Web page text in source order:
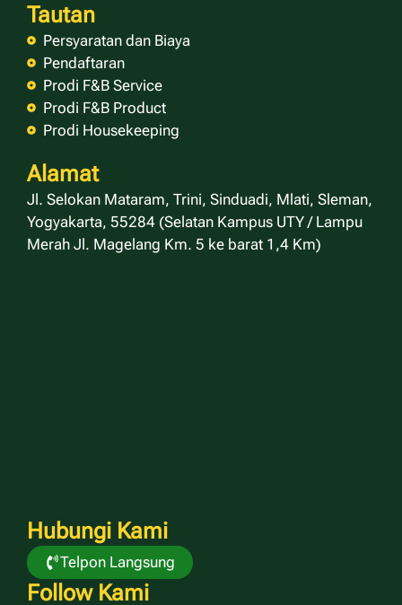
Tautan
Persyaratan dan Biaya
Pendaftaran
Prodi F&B Service
Prodi F&B Product
Prodi Housekeeping
Alamat
Jl. Selokan Mataram, Trini, Sinduadi, Mlati, Sleman,
Yogyakarta, 55284 (Selatan Kampus UTY / Lampu
Merah Jl. Magelang Km. 5 ke barat 1,4 Km)
Hubungi Kami
Telpon Langsung
Follow Kami